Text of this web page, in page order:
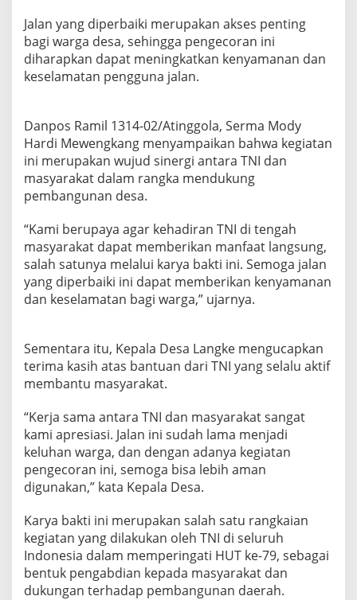
l
1
3
1
4
2
/
A
t
i
n
g
o
l
a
P
e
a
k
i
a
l
a
n
B
e
l
b
a
n
g
Jalan yang diperbaiki merupakan akses penting
bagi warga desa, sehingga pengecoran ini
diharapkan dapat meningkatkan kenyamanan dan
keselamatan pengguna jalan.
Danpos Ramil 1314-02/Atinggola, Serma Mody
Hardi Mewengkang menyampaikan bahwa kegiatan
ini merupakan wujud sinergi antara TNI dan
masyarakat dalam rangka mendukung
pembangunan desa.
“Kami berupaya agar kehadiran TNI di tengah
masyarakat dapat memberikan manfaat langsung,
salah satunya melalui karya bakti ini. Semoga jalan
yang diperbaiki ini dapat memberikan kenyamanan
dan keselamatan bagi warga,” ujarnya.
Sementara itu, Kepala Desa Langke mengucapkan
terima kasih atas bantuan dari TNI yang selalu aktif
membantu masyarakat.
“Kerja sama antara TNI dan masyarakat sangat
kami apresiasi. Jalan ini sudah lama menjadi
keluhan warga, dan dengan adanya kegiatan
pengecoran ini, semoga bisa lebih aman
digunakan,” kata Kepala Desa.
Karya bakti ini merupakan salah satu rangkaian
kegiatan yang dilakukan oleh TNI di seluruh
Indonesia dalam memperingati HUT ke-79, sebagai
bentuk pengabdian kepada masyarakat dan
dukungan terhadap pembangunan daerah.